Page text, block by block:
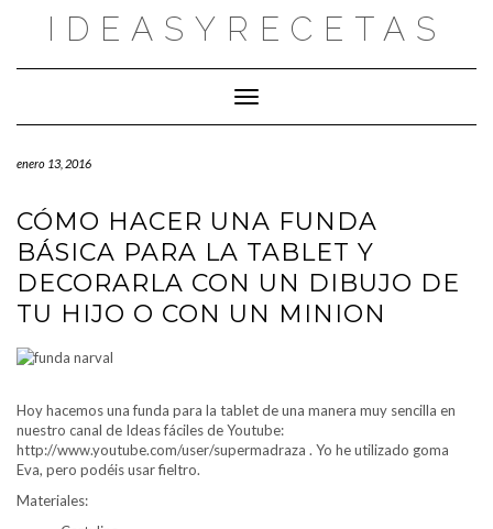
IDEASYRECETAS
Cambiar modo de navegación
enero 13, 2016
CÓMO HACER UNA FUNDA
BÁSICA PARA LA TABLET Y
DECORARLA CON UN DIBUJO DE
TU HIJO O CON UN MINION
Hoy hacemos una funda para la tablet de una manera muy sencilla en
nuestro canal de Ideas fáciles de Youtube:
http://www.youtube.com/user/supermadraza . Yo he utilizado goma
Eva, pero podéis usar fieltro.
Materiales: